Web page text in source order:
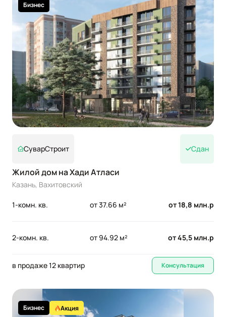
Бизнес
СуварСтроит Сдан
Жилой дом на Хади Атласи
Казань, Вахитовский
1-комн. кв. от 37.66 м² от 18,8 млн.р
2-комн. кв. от 94.92 м² от 45,5 млн.р
в продаже 12 квартир Консультация
Бизнес Акция